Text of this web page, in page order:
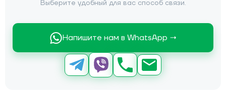
Выберите удобный для вас способ связи.
Напишите нам в WhatsApp →